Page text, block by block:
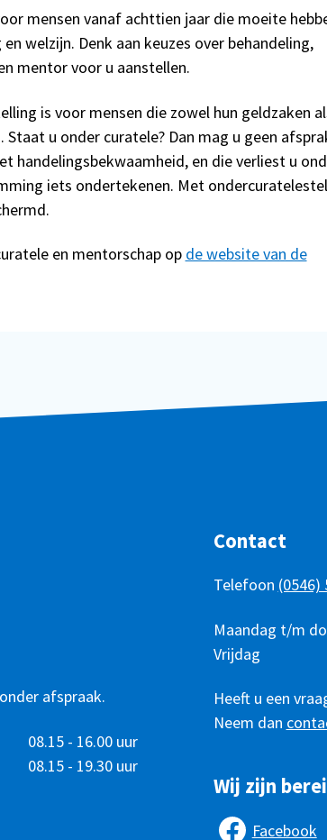
mensen vanaf achttien jaar die moeite
welzijn. Denk aan keuzes over behandeling,
mentor voor u aanstellen.
is voor mensen die zowel hun geldzaken
u onder curatele? Dan mag u geen
handelingsbekwaamheid, en die verliest u
iets ondertekenen. Met
en mentorschap op de website van de
afspraak.
08.15 - 16.00 uur
08.15 - 19.30 uur
Contact
Telefoon (0546)
Telefonisch
bereikbaar
DagTijd
Maandag t/m
Vrijdag
Heeft u een
Neem dan
Wij zijn
Facebook